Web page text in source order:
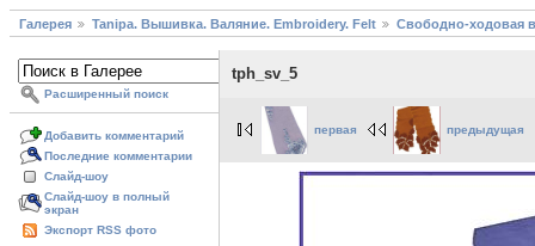
Галерея Tanipa. Вышивка. Валяние. Embroidery. Felt Свободно-ходовая
Расширенный поиск
Добавить комментарий
Последние комментарии
Слайд-шоу
Слайд-шоу в полный
экран
Экспорт RSS фото
tph_sv_5
первая предыдущая